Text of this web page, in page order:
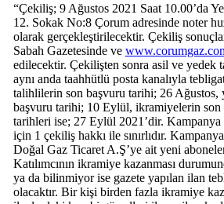
“Çekiliş; 9 Ağustos 2021 Saat 10.00’da
12. Sokak No:8 Çorum adresinde noter
olarak gerçekleştirilecektir. Çekiliş
Sabah Gazetesinde ve
edilecektir. Çekilişten sonra asil ve yedek
aynı anda taahhütlü posta kanalıyla
talihlilerin son başvuru tarihi; 26 Ağustos,
başvuru tarihi; 10 Eylül, ikramiyelerin son
tarihleri ise; 27 Eylül 2021’dir. Kampanya
için 1 çekiliş hakkı ile sınırlıdır.
Doğal Gaz Ticaret A.Ş’ye ait yeni
Katılımcının ikramiye kazanması
ya da bilinmiyor ise gazete yapılan ilan
olacaktır. Bir kişi birden fazla ikramiye